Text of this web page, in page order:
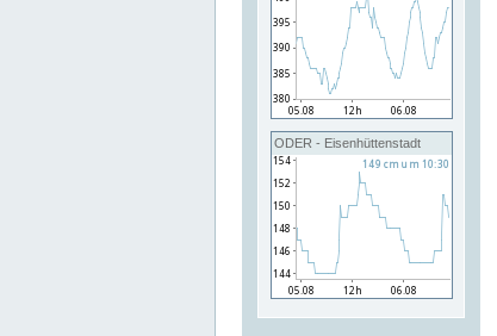
ODER - Eisenhüttenstadt